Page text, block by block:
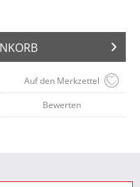
Auf den Merkzettel
Bewerten